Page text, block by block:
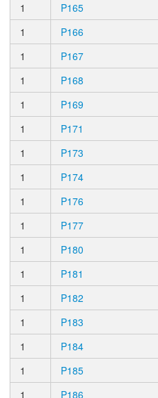
1
P165
1
P166
1
P167
1
P168
1
P169
1
P171
1
P173
1
P174
1
P176
1
P177
1
P180
1
P181
1
P182
1
P183
1
P184
1
P185
1
P186